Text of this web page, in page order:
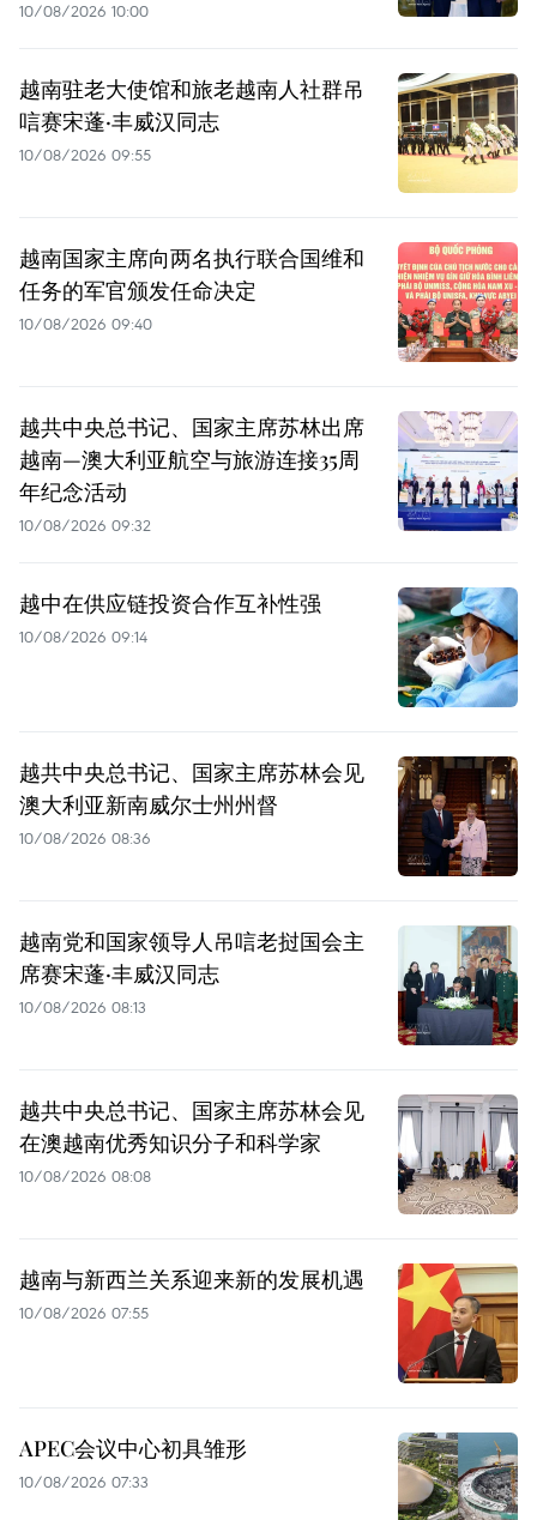
10/08/2026 10:00
越南驻老大使馆和旅老越南人社群吊
唁赛宋蓬·丰威汉同志
10/08/2026 09:55
越南国家主席向两名执行联合国维和
任务的军官颁发任命决定
10/08/2026 09:40
越共中央总书记、国家主席苏林出席
越南—澳大利亚航空与旅游连接35周
年纪念活动
10/08/2026 09:32
越中在供应链投资合作互补性强
10/08/2026 09:14
越共中央总书记、国家主席苏林会见
澳大利亚新南威尔士州州督
10/08/2026 08:36
越南党和国家领导人吊唁老挝国会主
席赛宋蓬·丰威汉同志
10/08/2026 08:13
越共中央总书记、国家主席苏林会见
在澳越南优秀知识分子和科学家
10/08/2026 08:08
越南与新西兰关系迎来新的发展机遇
10/08/2026 07:55
APEC会议中心初具雏形
10/08/2026 07:33